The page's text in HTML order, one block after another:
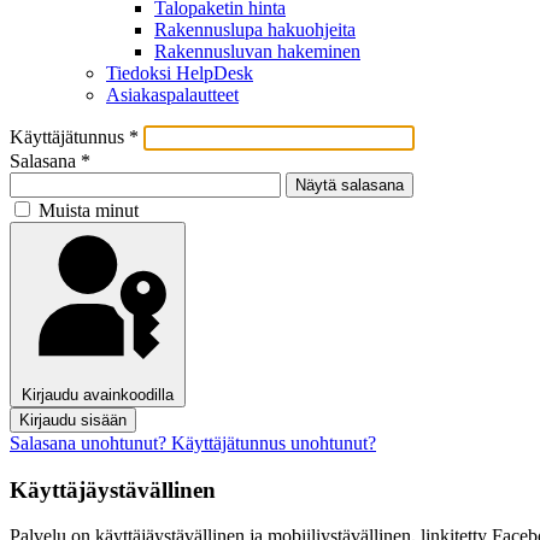
Talopaketin hinta
Rakennuslupa hakuohjeita
Rakennusluvan hakeminen
Tiedoksi HelpDesk
Asiakaspalautteet
Käyttäjätunnus *
Salasana *
Näytä salasana
Muista minut
Kirjaudu avainkoodilla
Kirjaudu sisään
Salasana unohtunut? Käyttäjätunnus unohtunut?
Käyttäjäystävällinen